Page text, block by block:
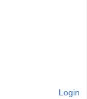
Login